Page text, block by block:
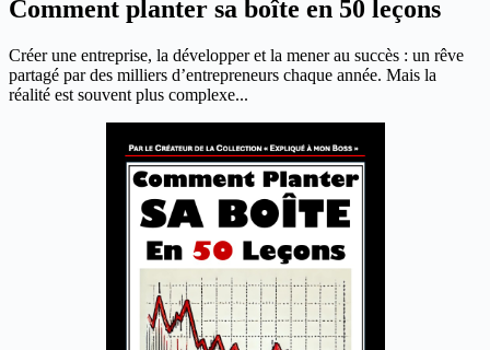
Comment planter sa boîte en 50 leçons
Créer une entreprise, la développer et la mener au succès : un rêve
partagé par des milliers d’entrepreneurs chaque année. Mais la
réalité est souvent plus complexe...